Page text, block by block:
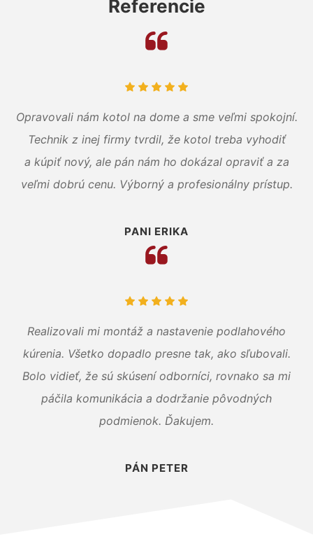
Referencie
Opravovali nám kotol na dome a sme veľmi spokojní.
Technik z inej firmy tvrdil, že kotol treba vyhodiť
a kúpiť nový, ale pán nám ho dokázal opraviť a za
veľmi dobrú cenu. Výborný a profesionálny prístup.
PANI ERIKA
Realizovali mi montáž a nastavenie podlahového
kúrenia. Všetko dopadlo presne tak, ako sľubovali.
Bolo vidieť, že sú skúsení odborníci, rovnako sa mi
páčila komunikácia a dodržanie pôvodných
podmienok. Ďakujem.
PÁN PETER